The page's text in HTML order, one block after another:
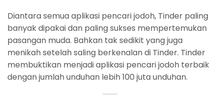
Diantara semua aplikasi pencari jodoh, Tinder paling
banyak dipakai dan paling sukses mempertemukan
pasangan muda. Bahkan tak sedikit yang juga
menikah setelah saling berkenalan di Tinder. Tinder
membuktikan menjadi aplikasi pencari jodoh terbaik
dengan jumlah unduhan lebih 100 juta unduhan.